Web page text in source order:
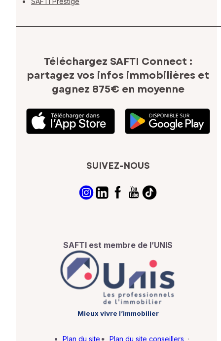
Téléchargez SAFTI Connect :
partagez vos infos immobilières et
gagnez 875€ en moyenne
SUIVEZ-NOUS
SAFTI est membre de l’UNIS
Mieux vivre l’immobilier
Plan du site · Plan du site conseillers ·